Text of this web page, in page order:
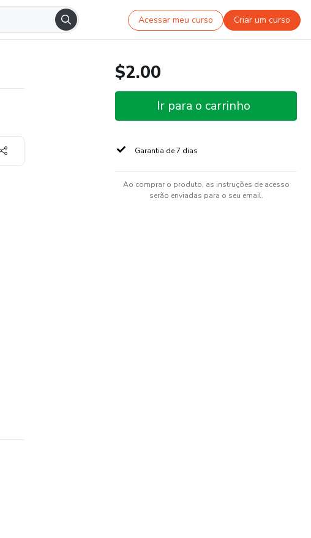
Acessar meu curso Criar um curso
$2.00
Ir para o carrinho
Garantia de 7 dias
Ao comprar o produto, as instruções de acesso
serão enviadas para o seu email.